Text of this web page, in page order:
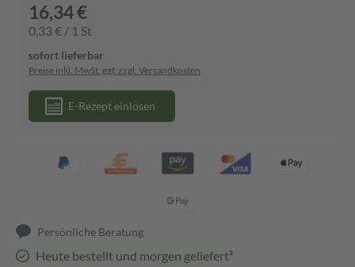
16,34 €
0,33 € / 1 St
sofort lieferbar
Preise inkl. MwSt. ggf. zzgl. Versandkosten
E-Rezept einlösen
Persönliche Beratung
Heute bestellt und morgen geliefert³